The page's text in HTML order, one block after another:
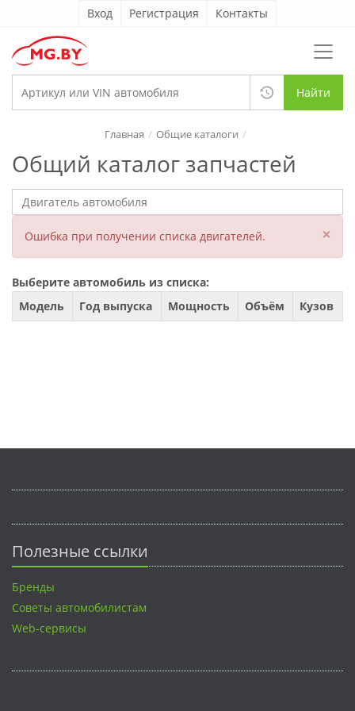
Вход Регистрация Контакты
Найти
Общий каталог запчастей
Главная Общие каталоги
Ошибка при получении списка двигателей. ×
Выберите автомобиль из списка:
Модель
Год выпуска Мощность Объём Кузов
Полезные ссылки
Бренды
Советы автомобилистам
Web-сервисы